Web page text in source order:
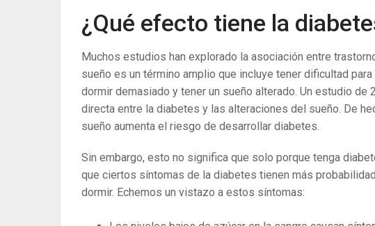
¿Qué efecto tiene la
Muchos estudios han explorado la asociación entre
sueño es un término amplio que incluye tener dificultad
dormir demasiado y tener un sueño alterado. Un estudio
directa entre la diabetes y las alteraciones del sueño. De
sueño aumenta el riesgo de desarrollar diabetes.
Sin embargo, esto no significa que solo porque tenga
que ciertos síntomas de la diabetes tienen más
dormir. Echemos un vistazo a estos síntomas: